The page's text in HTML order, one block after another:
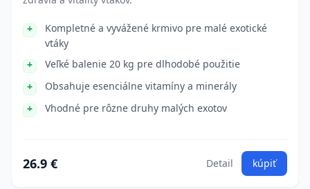
Kompletné a vyvážené krmivo pre malé exotické
vtáky
Veľké balenie 20 kg pre dlhodobé použitie
Obsahuje esenciálne vitamíny a minerály
Vhodné pre rôzne druhy malých exotov
26.9 € Detail kúpiť